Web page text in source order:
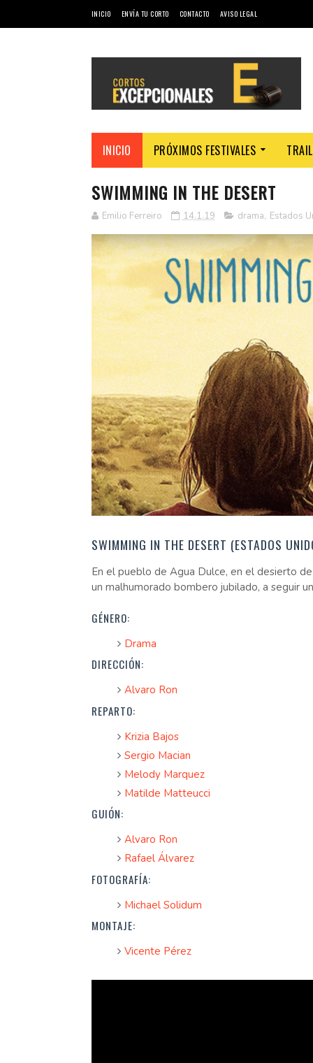
INICIO ENVÍA TU CORTO CONTACTO AVISO LEGAL
INICIO PRÓXIMOS FESTIVALES
SWIMMING IN THE DESERT
Emilio Ferreiro 14.1.19 drama, Estados
SWIMMING IN THE DESERT (ESTADOS
En el pueblo de Agua Dulce, en el desierto
un malhumorado bombero jubilado, a seguir
GÉNERO:
Drama
DIRECCIÓN:
Alvaro Ron
REPARTO:
Krizia Bajos
Sergio Macian
Melody Marquez
Matilde Matteucci
GUIÓN:
Alvaro Ron
Rafael Álvarez
FOTOGRAFÍA:
Michael Solidum
MONTAJE:
Vicente Pérez